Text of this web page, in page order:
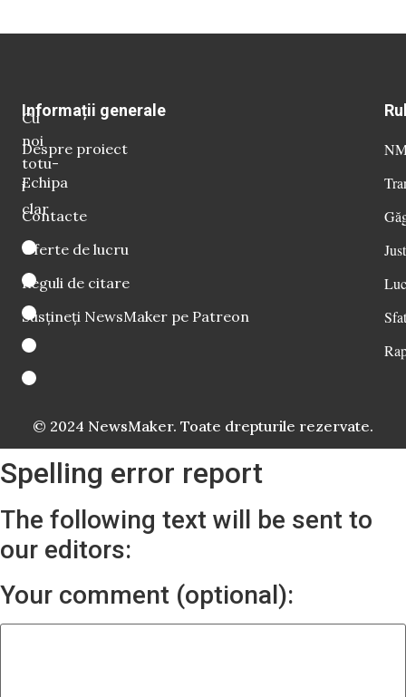
Cu
noi
totu-
i
clar
Informații generale
Despre proiect
Echipa
Contacte
Oferte de lucru
Reguli de citare
Susțineți NewsMaker pe Patreon
© 2024 NewsMaker. Toate drepturile rezervate.
Spelling error report
The following text will be sent to
our editors:
Your comment (optional):